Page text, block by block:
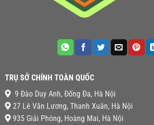
TRỤ SỞ CHÍNH TOÀN QUỐC
9 Đào Duy Anh, Đống Đa, Hà Nội
27 Lê Văn Lương, Thanh Xuân, Hà Nội
935 Giải Phóng, Hoàng Mai, Hà Nội